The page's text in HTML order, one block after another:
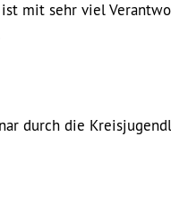
mit sehr viel
durch die